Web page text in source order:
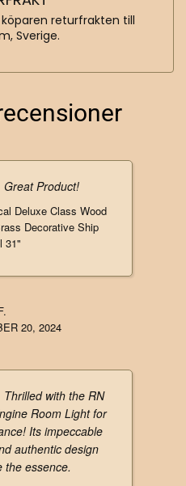
returfrakten till
Sverige.
Great Product!
Deluxe Class Wood
Decorative Ship
31"
20, 2024
Thrilled with the RN
Room Light for
Its impeccable
authentic design
the essence.